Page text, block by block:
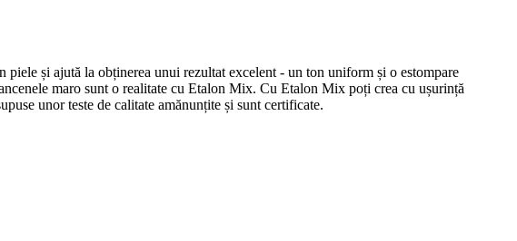
și ajută la obținerea unui rezultat excelent - un ton uniform și o estompare
maro sunt o realitate cu Etalon Mix. Cu Etalon Mix poți crea cu ușurință
unor teste de calitate amănunțite și sunt certificate.